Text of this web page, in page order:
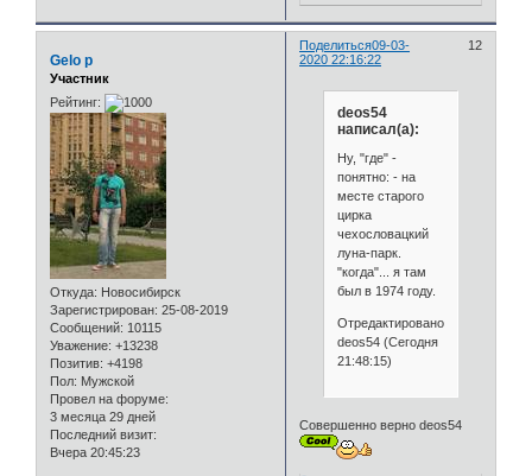
Поделиться 12
09-03-
2020 22:16:22
Gelo p
Участник
Рейтинг:
Откуда: Новосибирск
Зарегистрирован: 25-08-2019
Сообщений: 10115
Уважение: +13238
Позитив: +4198
Пол: Мужской
Провел на форуме:
3 месяца 29 дней
Последний визит:
Вчера 20:45:23
deos54
написал(а):
Ну, "где" -
понятно: - на
месте старого
цирка
чехословацкий
луна-парк.
"когда"... я там
был в 1974 году.
Отредактировано
deos54 (Сегодня
21:48:15)
Совершенно верно deos54